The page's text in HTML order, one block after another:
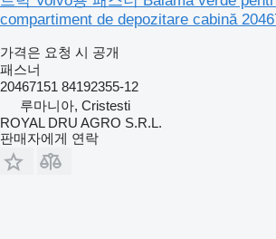
compartiment de depozitare cabină
가격은 요청 시 공개
패스너
20467151 84192355-12
루마니아, Cristesti
ROYAL DRU AGRO S.R.L.
판매자에게 연락